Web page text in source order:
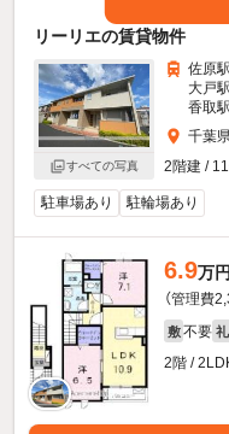
リーリエの賃貸物件
すべての写真
佐原
大戸
香取
千葉
2階建 /
駐車場あり 駐輪場あり
6.9万円
（管理費
敷 不要 礼
2階 /